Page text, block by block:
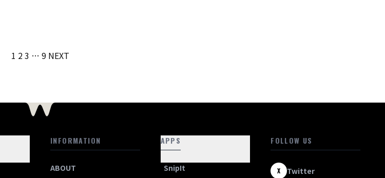
投
ー
1 23 … 9 NEXT
INFORMATION
ABOUT
APPS
SnipIt
FOLLOW US
X Twitter